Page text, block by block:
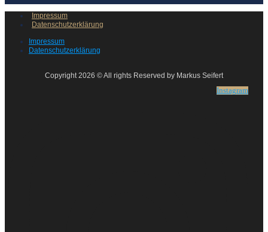
Impressum
Datenschutzerklärung
Impressum
Datenschutzerklärung
Copyright 2026 © All rights Reserved by Markus Seifert
Instagram